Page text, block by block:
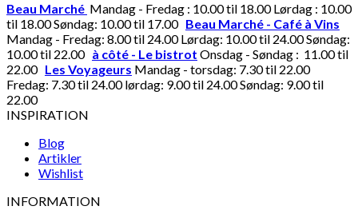
Beau Marché Mandag - Fredag : 10.00 til 18.00 Lørdag : 10.00
til 18.00 Søndag: 10.00 til 17.00 Beau Marché - Café à Vins
Mandag - Fredag: 8.00 til 24.00 Lørdag: 10.00 til 24.00 Søndag:
10.00 til 22.00 à côté - Le bistrot Onsdag - Søndag : 11.00 til
22.00 Les Voyageurs Mandag - torsdag: 7.30 til 22.00
Fredag: 7.30 til 24.00 lørdag: 9.00 til 24.00 Søndag: 9.00 til
22.00
INSPIRATION
Blog
Artikler
Wishlist
INFORMATION